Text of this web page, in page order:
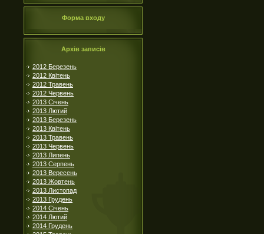
Форма входу
Архів записів
2012 Березень
2012 Квітень
2012 Травень
2012 Червень
2013 Січень
2013 Лютий
2013 Березень
2013 Квітень
2013 Травень
2013 Червень
2013 Липень
2013 Серпень
2013 Вересень
2013 Жовтень
2013 Листопад
2013 Грудень
2014 Січень
2014 Лютий
2014 Грудень